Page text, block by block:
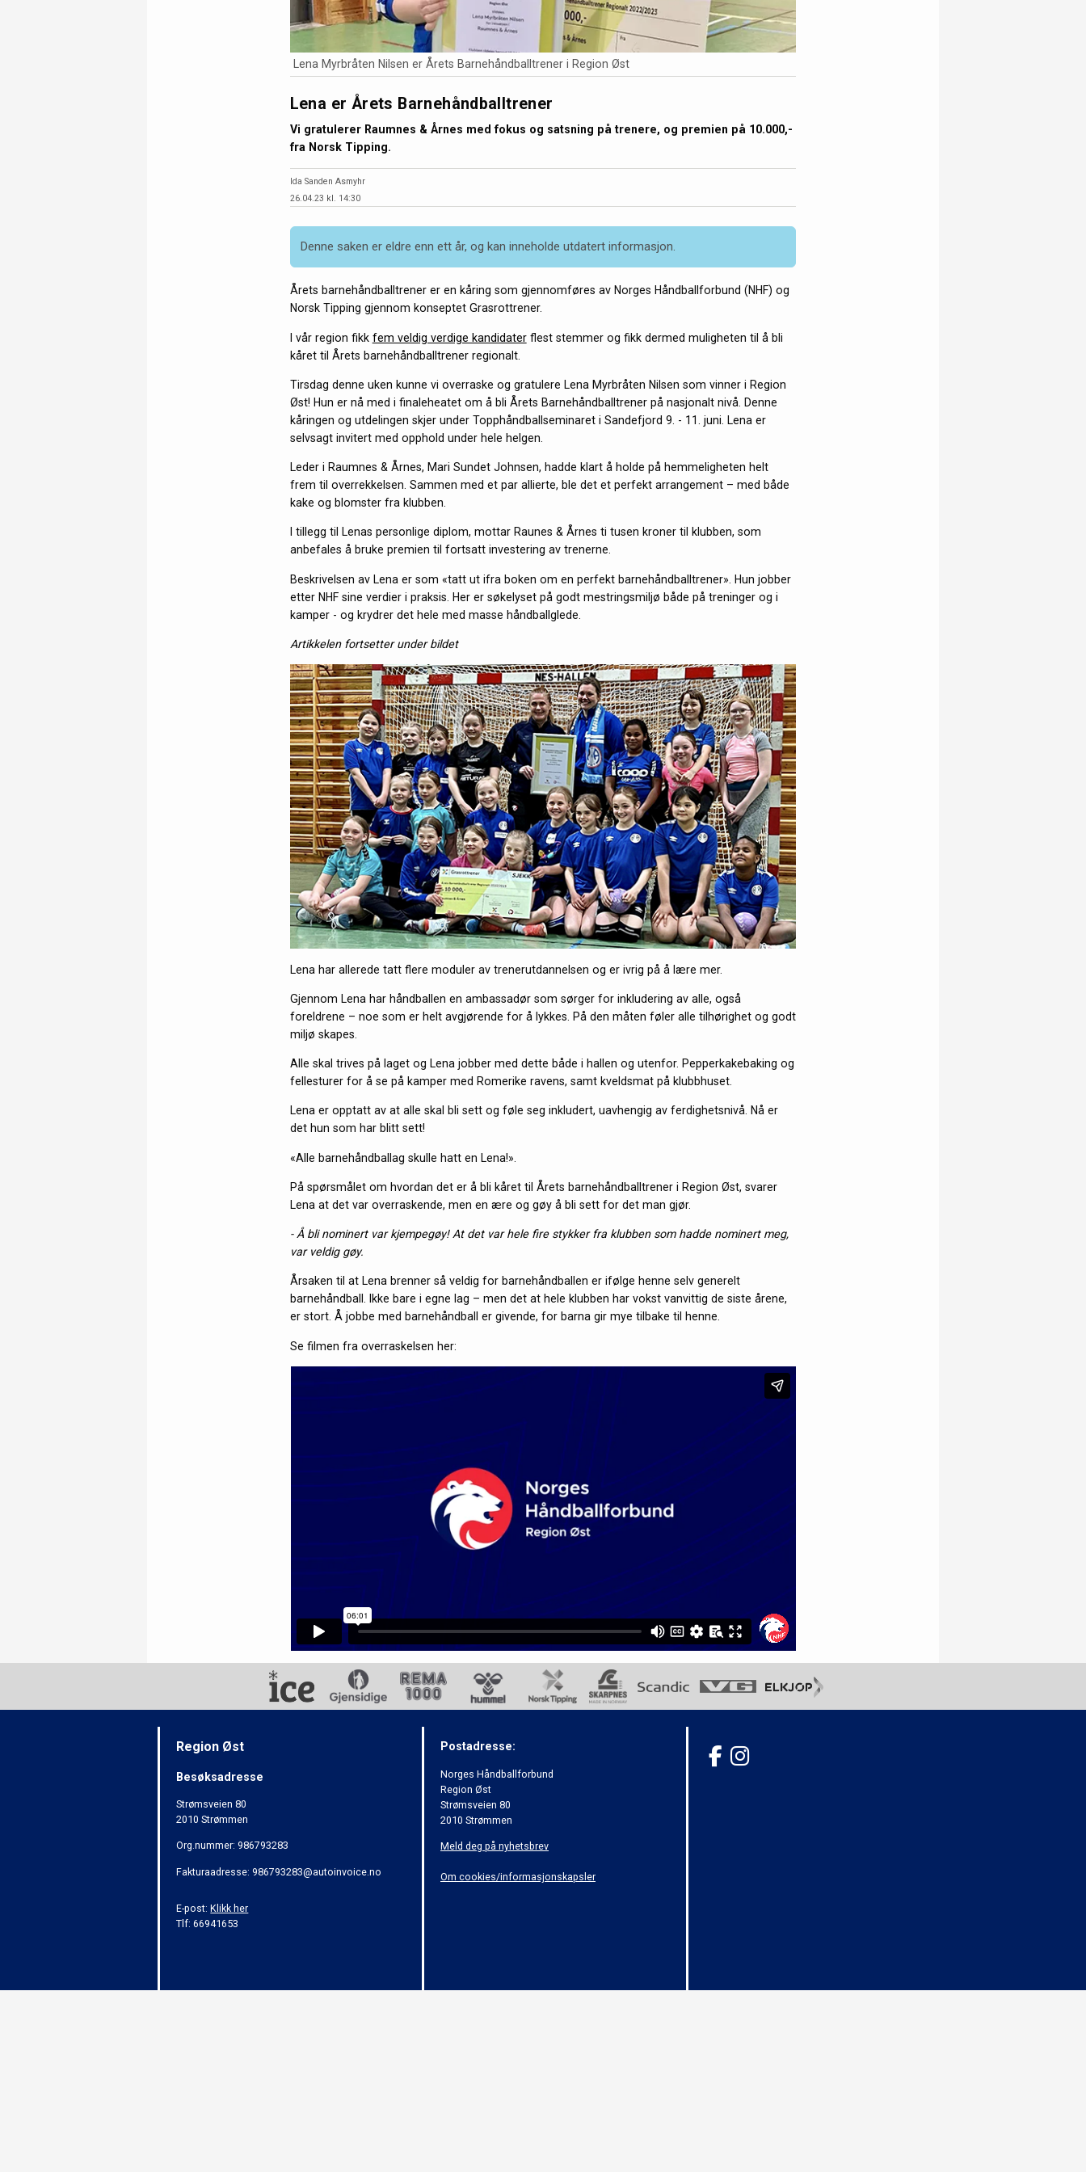
Lena Myrbråten Nilsen er Årets Barnehåndballtrener i Region Øst
Lena er Årets Barnehåndballtrener
Vi gratulerer Raumnes & Årnes med fokus og satsning på trenere, og premien på 10.000,-
fra Norsk Tipping.
Ida Sanden Asmyhr
26.04.23 kl. 14:30
Denne saken er eldre enn ett år, og kan inneholde utdatert informasjon.
Årets barnehåndballtrener er en kåring som gjennomføres av Norges Håndballforbund (NHF) og
Norsk Tipping gjennom konseptet Grasrottrener.
I vår region fikk fem veldig verdige kandidaterflest stemmer og fikk dermed muligheten til å bli
kåret til Årets barnehåndballtrener regionalt.
Tirsdag denne uken kunne vi overraske og gratulere Lena Myrbråten Nilsen som vinner i Region
Øst! Hun er nå med i finaleheatet om å bli Årets Barnehåndballtrener på nasjonalt nivå. Denne
kåringen og utdelingen skjer under Topphåndballseminaret i Sandefjord 9. - 11. juni. Lena er
selvsagt invitert med opphold under hele helgen.
Leder i Raumnes & Årnes, Mari Sundet Johnsen, hadde klart å holde på hemmeligheten helt
frem til overrekkelsen. Sammen med et par allierte, ble det et perfekt arrangement – med både
kake og blomster fra klubben.
I tillegg til Lenas personlige diplom, mottar Raunes & Årnes ti tusen kroner til klubben, som
anbefales å bruke premien til fortsatt investering av trenerne.
Beskrivelsen av Lena er som «tatt ut ifra boken om en perfekt barnehåndballtrener». Hun jobber
etter NHF sine verdier i praksis. Her er søkelyset på godt mestringsmiljø både på treninger og i
kamper - og krydrer det hele med masse håndballglede.
Artikkelen fortsetter under bildet
Lena har allerede tatt flere moduler av trenerutdannelsen og er ivrig på å lære mer.
Gjennom Lena har håndballen en ambassadør som sørger for inkludering av alle, også
foreldrene – noe som er helt avgjørende for å lykkes. På den måten føler alle tilhørighet og godt
miljø skapes.
Alle skal trives på laget og Lena jobber med dette både i hallen og utenfor. Pepperkakebaking og
fellesturer for å se på kamper med Romerike ravens, samt kveldsmat på klubbhuset.
Lena er opptatt av at alle skal bli sett og føle seg inkludert, uavhengig av ferdighetsnivå. Nå er
det hun som har blitt sett!
«Alle barnehåndballag skulle hatt en Lena!».
På spørsmålet om hvordan det er å bli kåret til Årets barnehåndballtrener i Region Øst, svarer
Lena at det var overraskende, men en ære og gøy å bli sett for det man gjør.
- Å bli nominert var kjempegøy! At det var hele fire stykker fra klubben som hadde nominert meg,
var veldig gøy.
Årsaken til at Lena brenner så veldig for barnehåndballen er ifølge henne selv generelt
barnehåndball. Ikke bare i egne lag – men det at hele klubben har vokst vanvittig de siste årene,
er stort. Å jobbe med barnehåndball er givende, for barna gir mye tilbake til henne.
Se filmen fra overraskelsen her:
Region Øst
Besøksadresse
Strømsveien 80
2010 Strømmen
Org.nummer: 986793283
Fakturaadresse: 986793283@autoinvoice.no
E-post:Klikk her
Tlf: 66941653
Postadresse:
Norges Håndballforbund
Region Øst
Strømsveien 80
2010 Strømmen
Meld deg på nyhetsbrev
Om cookies/informasjonskapsler